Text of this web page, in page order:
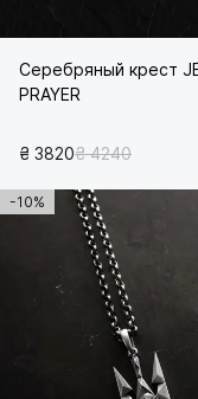
Серебряный крест
PRAYER
₴ 3820₴ 4240
-10%